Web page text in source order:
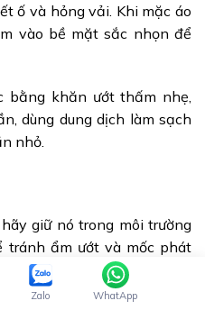
ố và hỏng vải. Khi mặc áo
vào bề mặt sắc nhọn để
bằng khăn ướt thấm nhẹ,
dùng dung dịch làm sạch
nhỏ.
giữ nó trong môi trường
tránh ẩm ướt và mốc phát
áo hoặc gấp gọn và bảo
để ngăn bụi và ánh sáng
Zalo WhatApp